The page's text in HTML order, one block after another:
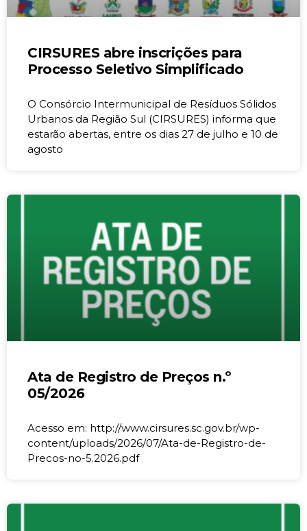
CIRSURES abre inscrições para
Processo Seletivo Simplificado
O Consórcio Intermunicipal de Resíduos Sólidos
Urbanos da Região Sul (CIRSURES) informa que
estarão abertas, entre os dias 27 de julho e 10 de
agosto
Ata de Registro de Preços n.º
05/2026
Acesso em: http://www.cirsures.sc.gov.br/wp-
content/uploads/2026/07/Ata-de-Registro-de-
Precos-no-5.2026.pdf